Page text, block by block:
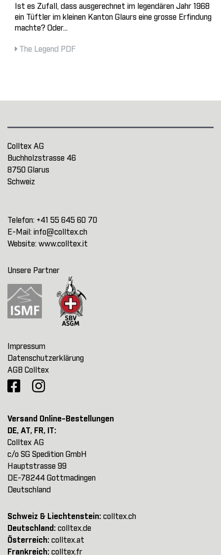
Ist es Zufall, dass ausgerechnet im legendären Jahr 1968
ein Tüftler im kleinen Kanton Glaurs eine grosse Erfindung
machte? Oder...
The Legend PDF
Colltex AG
Buchholzstrasse 46
8750 Glarus
Schweiz
Telefon: +41 55 645 60 70
E-Mail: info@colltex.ch
Website: www.colltex.it
Unsere Partner
Impressum
Datenschutzerklärung
AGB Colltex
Versand Online-Bestellungen
DE, AT, FR, IT:
Colltex AG
c/o SG Spedition GmbH
Hauptstrasse 99
DE-78244 Gottmadingen
Deutschland
Schweiz & Liechtenstein: colltex.ch
Deutschland: colltex.de
Österreich: colltex.at
Frankreich: colltex.fr